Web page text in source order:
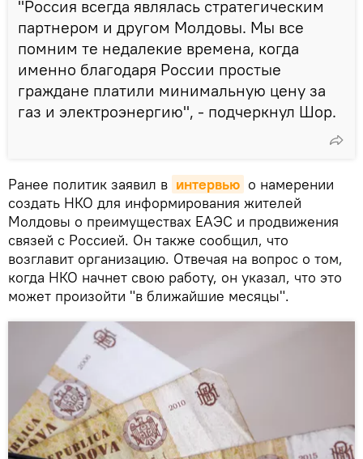
"Россия всегда являлась стратегическим
партнером и другом Молдовы. Мы все
помним те недалекие времена, когда
именно благодаря России простые
граждане платили минимальную цену за
газ и электроэнергию", - подчеркнул Шор.
Ранее политик заявил в интервью о намерении
создать НКО для информирования жителей
Молдовы о преимуществах ЕАЭС и продвижения
связей с Россией. Он также сообщил, что
возглавит организацию. Отвечая на вопрос о том,
когда НКО начнет свою работу, он указал, что это
может произойти "в ближайшие месяцы".